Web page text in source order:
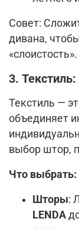
Совет:
дивана,
«слоистость».
3.
Текстиль —
объединяет
выбор штор,
Что выбрать:
Шторы:
LENDA